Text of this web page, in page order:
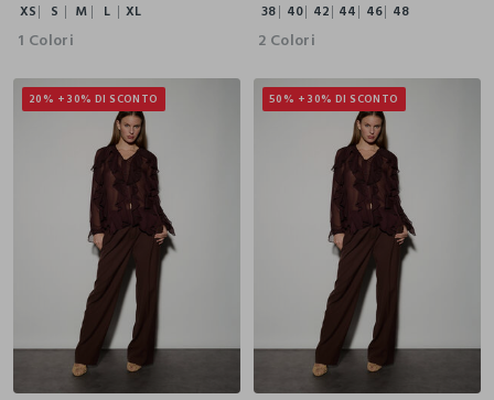
XS S M L XL
1 Colori
38 40 42 44 46 48
2 Colori
20% + 30% DI SCONTO
M
XL
50% + 30% DI SCONTO
42 46